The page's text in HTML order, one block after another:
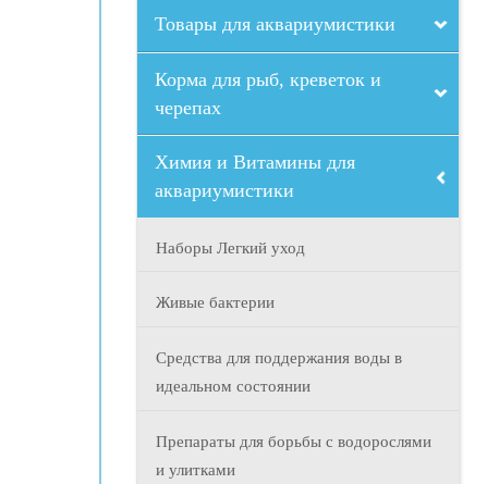
Товары для аквариумистики
Корма для рыб, креветок и
черепах
Химия и Витамины для
аквариумистики
Наборы Легкий уход
Живые бактерии
Средства для поддержания воды в
идеальном состоянии
Препараты для борьбы с водорослями
и улитками